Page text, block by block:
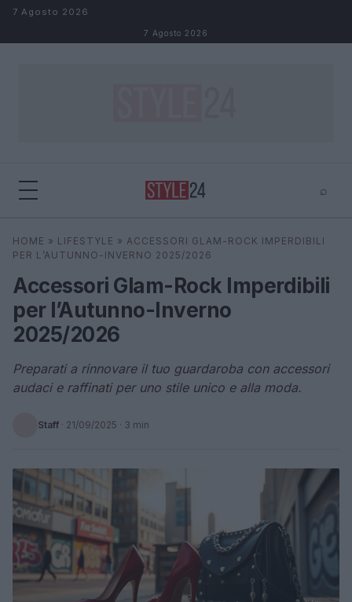
Salta al contenuto
7 Agosto 2026
7 Agosto 2026
⌕
Cerca ⌕ ×
HOME » LIFESTYLE » ACCESSORI GLAM-ROCK IMPERDIBILI
PER L’AUTUNNO-INVERNO 2025/2026
Accessori Glam-Rock Imperdibili
per l’Autunno-Inverno
2025/2026
Preparati a rinnovare il tuo guardaroba con accessori
audaci e raffinati per uno stile unico e alla moda.
Staff · 21/09/2025 · 3 min